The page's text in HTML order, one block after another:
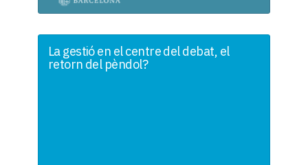
La gestió en el centre del debat, el
retorn del pèndol?